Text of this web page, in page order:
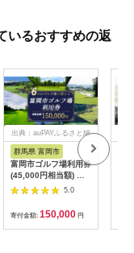
いるおすすめの返
出典：auPAYふるさと納
群馬県 富岡市
富岡市ゴルフ場利用券
(45,000円相当額) ゴ
ルフ チケット 平日 土
日 祝日 プレー券 関東
群馬県 首都圏 F20E-
382
5.0
寄付金額: 150,000 円